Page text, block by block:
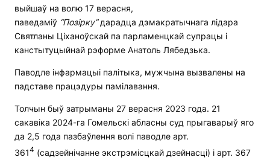
выйшаў на волю 17 верасня,
паведаміў “Позірку”дарадца дэмакратычнага лідара
Святланы Ціханоўскай па парламенцкай супрацы і
канстытуцыйнай рэформе Анатоль Лябедзька.
Паводле інфармацыі палітыка, мужчына вызвалены на
падставе працэдуры памілавання.
Толчын быў затрыманы 27 верасня 2023 года. 21
сакавіка 2024-га Гомельскі абласны суд прыгаварыў яго
да 2,5 года пазбаўлення волі паводле арт.
3614 (садзейнічанне экстрэмісцкай дзейнасці) і арт. 367